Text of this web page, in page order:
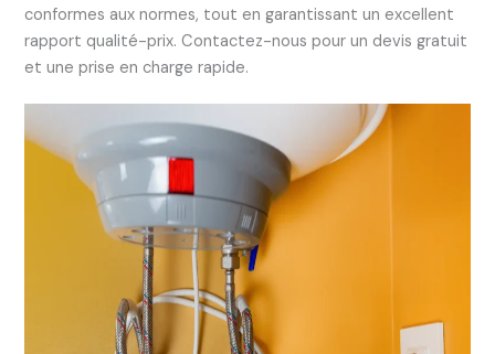
conformes aux normes, tout en garantissant un excellent
rapport qualité-prix. Contactez-nous pour un devis gratuit
et une prise en charge rapide.